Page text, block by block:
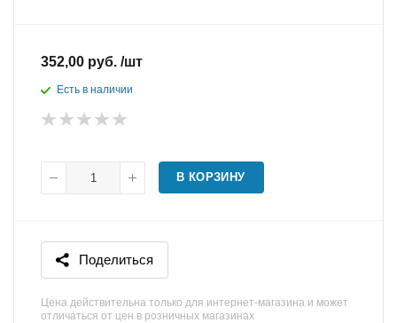
352,00 руб. /шт
Есть в наличии
В КОРЗИНУ
Поделиться
Цена действительна только для интернет-магазина и может
отличаться от цен в розничных магазинах